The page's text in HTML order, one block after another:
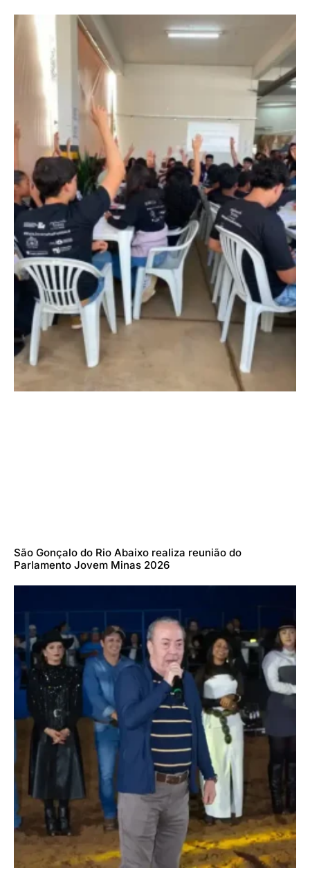
São Gonçalo do Rio Abaixo realiza reunião do
Parlamento Jovem Minas 2026